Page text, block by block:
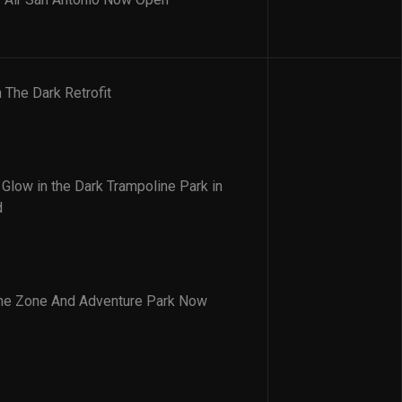
The Dark Retrofit
in the Dark Trampoline Park in
Zone And Adventure Park Now